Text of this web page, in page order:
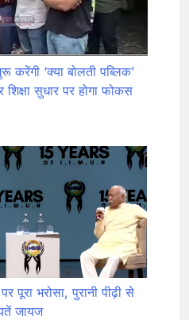
करेंगी ‘क्या बोलती पब्लिक’
शिक्षा सुधार पर होगा फोकस
पूरा भरोसा, पुरानी पीढ़ी से
जायज